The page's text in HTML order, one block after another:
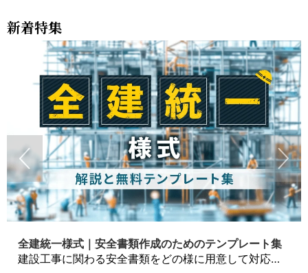
新着特集
全建統一様式｜安全書類作成のためのテンプレート集
建設工事に関わる安全書類をどの様に用意して対応するか？関連書式テンプレートから書き方の注意点などの役立つコラムをbizoceanがお届けします。